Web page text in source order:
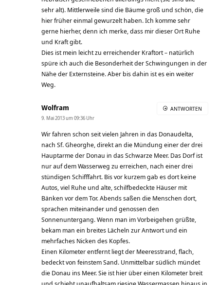
sehr alt). Mittlerweile sind die Bäume groß und schön, die
hier früher einmal gewurzelt haben. Ich komme sehr
gerne hierher, denn ich merke, dass mir dieser Ort Ruhe
und Kraft gibt.
Dies ist mein leicht zu erreichender Kraftort – natürlich
spüre ich auch die Besonderheit der Schwingungen in der
Nähe der Externsteine. Aber bis dahin ist es ein weiter
Weg.
Wolfram
9. Mai 2013 um 09:36 Uhr
Wir fahren schon seit vielen Jahren in das Donaudelta,
nach Sf. Gheorghe, direkt an die Mündung einer der drei
Hauptarme der Donau in das Schwarze Meer. Das Dorf ist
nur auf dem Wasserweg zu erreichen, nach einer drei
stündigen Schifffahrt. Bis vor kurzem gab es dort keine
Autos, viel Ruhe und alte, schilfbedeckte Häuser mit
Bänken vor dem Tor. Abends saßen die Menschen dort,
sprachen miteinander und genossen den
Sonnenuntergang. Wenn man im Vorbeigehen grüßte,
bekam man ein breites Lächeln zur Antwort und ein
mehrfaches Nicken des Kopfes.
Einen Kilometer entfernt liegt der Meeresstrand, flach,
bedeckt von feinstem Sand. Unmittelbar südlich mündet
die Donau ins Meer. Sie ist hier über einen Kilometer breit
ANTWORTEN